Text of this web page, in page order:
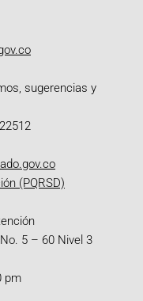
sugerencias y
(PQRSD)
5 – 60 Nivel 3
pm